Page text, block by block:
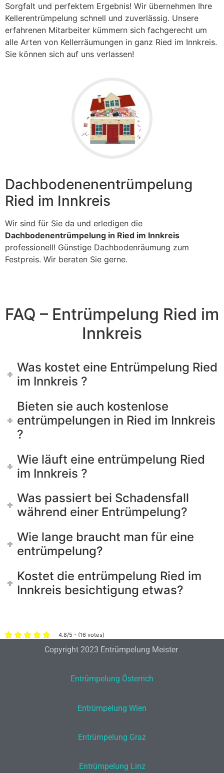
Sorgfalt und perfektem Ergebnis! Wir übernehmen Ihre
Kellerentrümpelung schnell und zuverlässig. Unsere
erfahrenen Mitarbeiter kümmern sich fachgerecht um
alle Arten von Kellerräumungen in ganz Ried im Innkreis.
Sie können sich auf uns verlassen!
Dachbodenenentrümpelung
Ried im Innkreis
Wir sind für Sie da und erledigen die
Dachbodenentrümpelung in Ried im Innkreis
professionell! Günstige Dachbodenräumung zum
Festpreis. Wir beraten Sie gerne.
FAQ – Entrümpelung Ried im
Innkreis
Was kostet eine Entrümpelung Ried
im Innkreis ?
Bieten sie auch kostenlose
entrümpelungen in Ried im Innkreis
?
Wie läuft eine entrümpelung Ried
im Innkreis ?
Was passiert bei Schadensfall
während einer Entrümpelung?
Wie lange braucht man für eine
entrümpelung?
Kostet die entrümpelung Ried im
Innkreis besichtigung etwas?
4.8/5 - (16 votes)
Copyright 2023 Entrümpelung Meister
Entrümpelung Österrich
Entrümpelung Wien
Entrümpelung Graz
Entrümpelung Linz